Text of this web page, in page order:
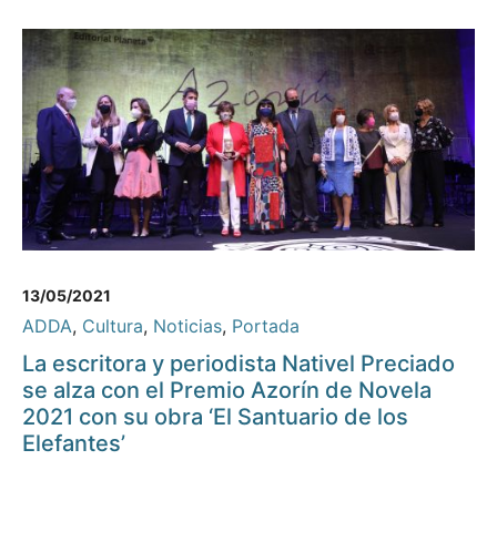
13/05/2021
ADDA, Cultura, Noticias, Portada
La escritora y periodista Nativel Preciado
se alza con el Premio Azorín de Novela
2021 con su obra ‘El Santuario de los
Elefantes’